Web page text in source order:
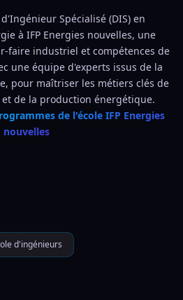
Spécialisé (DIS) en
à IFP Energies nouvelles, une
faire industriel et compétences de
une équipe d'experts issus de la
pour maîtriser les métiers clés de
de la production énergétique.
de l'école IFP Energies
nouvelles
d'ingénieurs